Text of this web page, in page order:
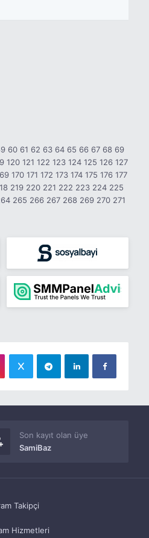
60 61 62 63 64 65 66 67 68 69
120 121 122 123 124 125 126 127
170 171 172 173 174 175 176 177
219 220 221 222 223 224 225
265 266 267 268 269 270 271
Son kayıt olan üye
SamiBaz
Takipçi
Hizmetleri